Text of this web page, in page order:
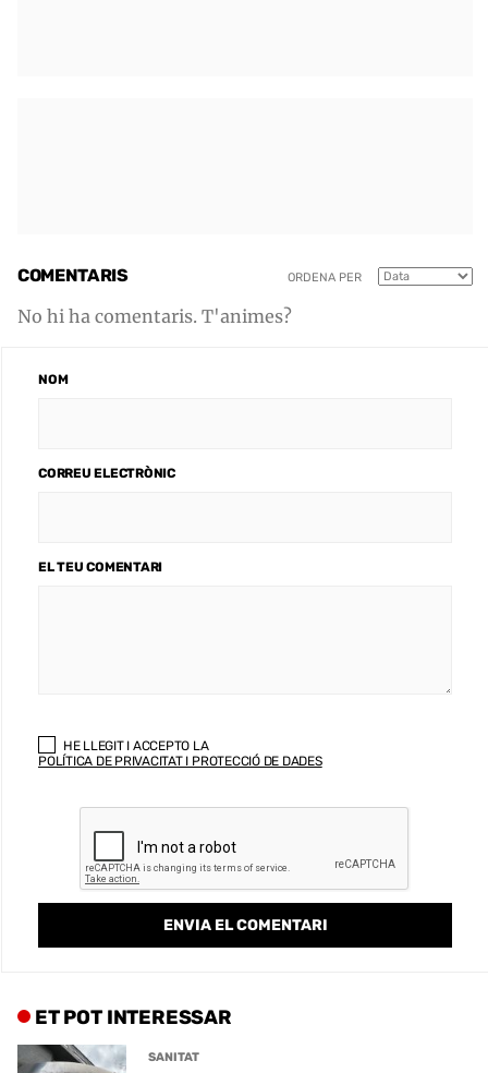
COMENTARIS ORDENA PER
No hi ha comentaris. T'animes?
NOM
CORREU ELECTRÒNIC
EL TEU COMENTARI
HE LLEGIT I ACCEPTO LA
POLÍTICA DE PRIVACITAT I PROTECCIÓ DE DADES
ET POT INTERESSAR
SANITAT